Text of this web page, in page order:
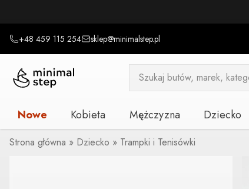
+48 459 115 254 sklep@minimalstep.pl
Wyszukiwarka
produktów
Nowe Kobieta Mężczyzna Dziecko
Strona główna » Dziecko » Trampki i Tenisówki